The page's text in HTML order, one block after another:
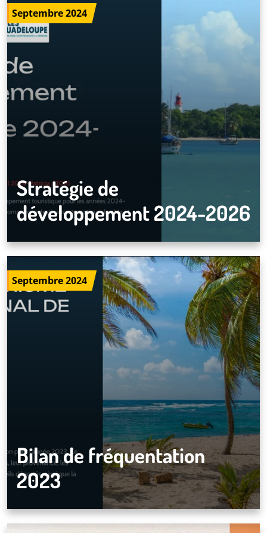
Septembre 2024
Stratégie de
développement 2024-2026
Septembre 2024
Bilan de fréquentation
2023